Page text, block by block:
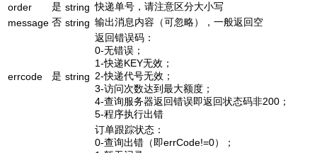
order
是 string 快递单号，请注意区分大小写
message 否 string 输出消息内容（可忽略），一般返回空
errcode 是 string
返回错误码：
0-无错误；
1-快递KEY无效；
2-快递代号无效；
3-访问次数达到最大额度；
4-查询服务器返回错误即返回状态码非200；
5-程序执行出错
订单跟踪状态：
0-查询出错（即errCode!=0）；